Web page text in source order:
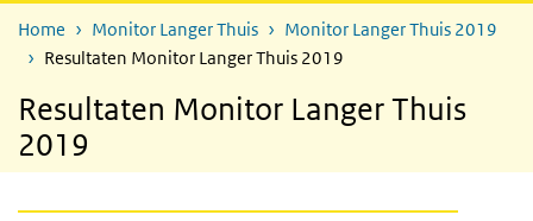
Home Monitor Langer Thuis
Monitor Langer Thuis 2019
Resultaten Monitor Langer Thuis 2019
Resultaten Monitor Langer Thuis
2019